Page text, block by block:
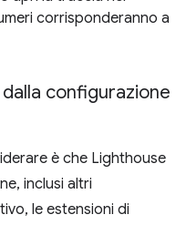
corrisponderanno a
configurazione
è che Lighthouse
inclusi altri
le estensioni di